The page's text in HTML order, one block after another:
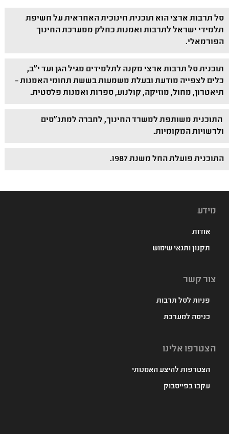
סל תרבות ארצי הוא תוכנית חינוכית האחראית על חשיפת
תלמידי ישראל לתרבות ואמנות כחלק ממערכת החינוך
הפורמאלי.
תוכנית סל תרבות ארצי מקנה לתלמידים מגיל הגן ועד י"ב,
כלים לצפייה מודעת ובעלת משמעות בששת תחומי האמנות –
תיאטרון, מחול, מוזיקה, קולנוע, ספרות ואמנות פלסטית.
התוכנית משותפת למשרד החינוך, לחברה למתנ"סים
ולרשויות המקומיות.
התוכנית פועלת החל משנת 1987.
מידע
אודות
תקנון ותנאי שימוש
צור קשר
פניות לסל תרבות
כניסה למערכת
הצטרפו אלינו
הצטרפות להיצע האמנותי
עקבו בפייסבוק